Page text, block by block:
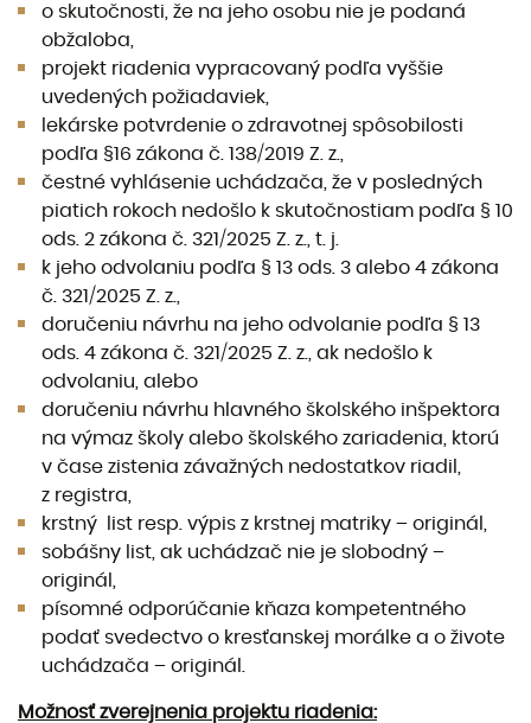
o skutočnosti, že na jeho osobu nie je podaná
obžaloba,
projekt riadenia vypracovaný podľa vyššie
uvedených požiadaviek,
lekárske potvrdenie o zdravotnej spôsobilosti
podľa §16 zákona č. 138/2019 Z. z.,
čestné vyhlásenie uchádzača, že v posledných
piatich rokoch nedošlo k skutočnostiam podľa § 10
ods. 2 zákona č. 321/2025 Z. z., t. j.
k jeho odvolaniu podľa § 13 ods. 3 alebo 4 zákona
č. 321/2025 Z. z.,
doručeniu návrhu na jeho odvolanie podľa § 13
ods. 4 zákona č. 321/2025 Z. z., ak nedošlo k
odvolaniu, alebo
doručeniu návrhu hlavného školského inšpektora
na výmaz školy alebo školského zariadenia, ktorú
v čase zistenia závažných nedostatkov riadil,
z registra,
krstný list resp. výpis z krstnej matriky – originál,
sobášny list, ak uchádzač nie je slobodný –
originál,
písomné odporúčanie kňaza kompetentného
podať svedectvo o kresťanskej morálke a o živote
uchádzača – originál.
Možnosť zverejnenia projektu riadenia: